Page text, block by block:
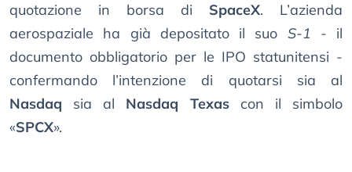
quotazione in borsa di SpaceX. L’azienda
aerospaziale ha già depositato il suo S-1 - il
documento obbligatorio per le IPO statunitensi -
confermando l’intenzione di quotarsi sia al
Nasdaq sia al Nasdaq Texascon il simbolo
«SPCX».